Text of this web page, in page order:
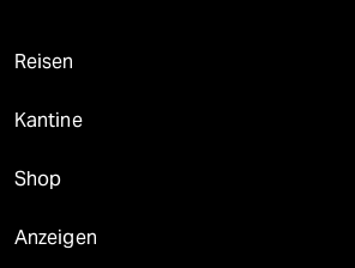
Reisen
Kantine
Shop
Anzeigen